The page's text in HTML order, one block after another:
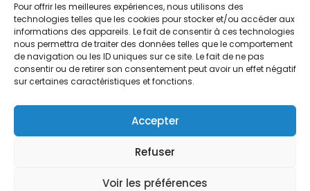
Pour offrir les meilleures expériences, nous utilisons des
technologies telles que les cookies pour stocker et/ou accéder aux
informations des appareils. Le fait de consentir à ces technologies
nous permettra de traiter des données telles que le comportement
de navigation ou les ID uniques sur ce site. Le fait de ne pas
consentir ou de retirer son consentement peut avoir un effet négatif
sur certaines caractéristiques et fonctions.
Accepter
Refuser
Voir les préférences
Restez informés
Abonnez-vous aux alertes municipales
Je m'abonne